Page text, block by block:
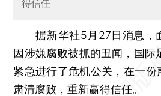
得信任
据新华社5月27日消息，
因涉嫌腐败被抓的丑闻，国际
紧急进行了危机公关，在一
肃清腐败，重新赢得信任。